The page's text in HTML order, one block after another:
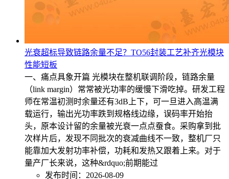
光衰超标导致链路余量不足？TO56封装工艺补齐光模块
性能短板
一、痛点具象开篇 光模块在整机联调阶段，链路余量
（link margin）常常被光功率的缓慢下滑吃掉。研发工程
师在常温初测时余量还有3dB上下，可一旦进入高温满
载运行，输出光功率跌到规格线边缘，误码率开始抬
头，原本设计留的余量被光衰一点点蚕食。采购拿到批
次样片后，发现不同批次的衰减曲线不一致，整机厂只
能靠加大发射功率补偿，功耗和发热又跟着上来。对于
量产厂长来说，这种&rdquo;前期能过
发布时间：2026-08-09